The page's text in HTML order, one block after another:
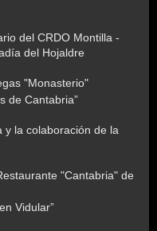
del CRDO Montilla -
del Hojaldre
"Monasterio"
de Cantabria”
y la colaboración de la
"Cantabria" de
Vidular”